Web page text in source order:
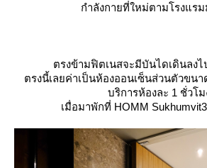
กำลังกายที่ใหม่ตามโรงแร
ตรงข้ามฟิตเนสจะมีบันไดเดินลง
ตรงนี้เลยค่าเป็นห้องออนเซ็นส่วนตัวขน
บริการห้องละ 1 ชั่วโม
เมื่อมาพักที่ HOMM